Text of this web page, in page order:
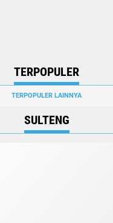
TERPOPULER
TERPOPULER LAINNYA
SULTENG